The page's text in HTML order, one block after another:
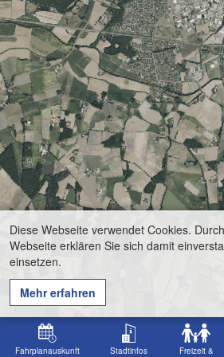
Fahrplanauskunft Stadtinfos
Freizeit &
Diese Webseite verwendet Cookies.
Webseite erklären Sie sich damit
einsetzen.
Mehr erfahren